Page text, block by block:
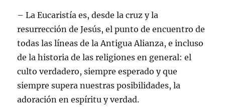
– La Eucaristía es, desde la cruz y la
resurrección de Jesús, el punto de encuentro de
todas las líneas de la Antigua Alianza, e incluso
de la historia de las religiones en general: el
culto verdadero, siempre esperado y que
siempre supera nuestras posibilidades, la
adoración en espíritu y verdad.